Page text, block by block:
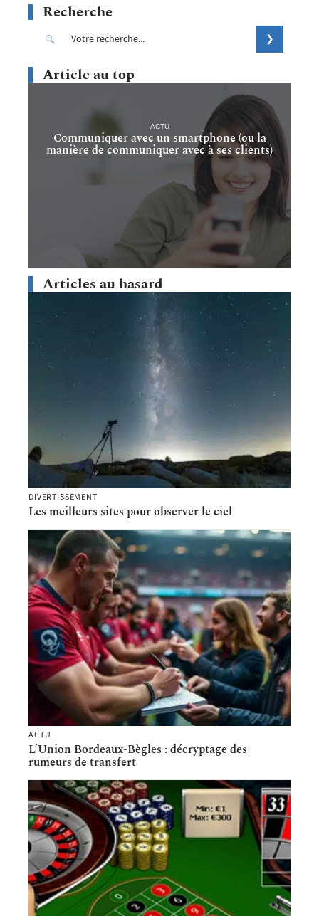
Recherche
Article au top
ACTU
Communiquer avec un smartphone (ou la
manière de communiquer avec à ses clients)
Articles au hasard
DIVERTISSEMENT
Les meilleurs sites pour observer le ciel
ACTU
L’Union Bordeaux-Bègles : décryptage des
rumeurs de transfert